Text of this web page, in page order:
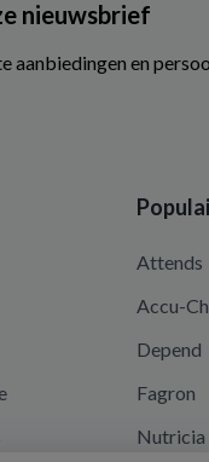
nieuwsbrief
aanbiedingen en
Attends
Accu-
Depend
Fagron
Nutricia